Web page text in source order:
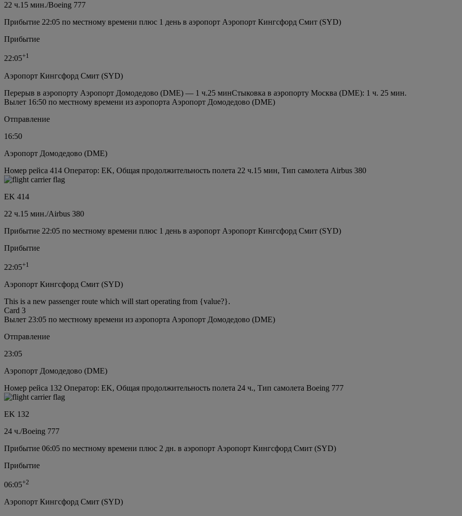
22 ч.15 мин./Boeing 777
Прибытие 22:05 по местному времени плюс 1 день в аэропорт Аэропорт Кингсфорд Смит (SYD)
Прибытие
22:05+1
Аэропорт Кингсфорд Смит (SYD)
Перерыв в аэропорту Аэропорт Домодедово (DME) — 1 ч.25 минСтыковка в аэропорту Москва (DME): 1 ч. 25 мин.
Вылет 16:50 по местному времени из аэропорта Аэропорт Домодедово (DME)
Отправление
16:50
Аэропорт Домодедово (DME)
Номер рейса 414 Оператор: EK, Общая продолжительность полета 22 ч.15 мин, Тип самолета Airbus 380
EK 414
22 ч.15 мин./Airbus 380
Прибытие 22:05 по местному времени плюс 1 день в аэропорт Аэропорт Кингсфорд Смит (SYD)
Прибытие
22:05+1
Аэропорт Кингсфорд Смит (SYD)
This is a new passenger route which will start operating from {value?}.
Card 3
Вылет 23:05 по местному времени из аэропорта Аэропорт Домодедово (DME)
Отправление
23:05
Аэропорт Домодедово (DME)
Номер рейса 132 Оператор: EK, Общая продолжительность полета 24 ч., Тип самолета Boeing 777
EK 132
24 ч./Boeing 777
Прибытие 06:05 по местному времени плюс 2 дн. в аэропорт Аэропорт Кингсфорд Смит (SYD)
Прибытие
06:05+2
Аэропорт Кингсфорд Смит (SYD)